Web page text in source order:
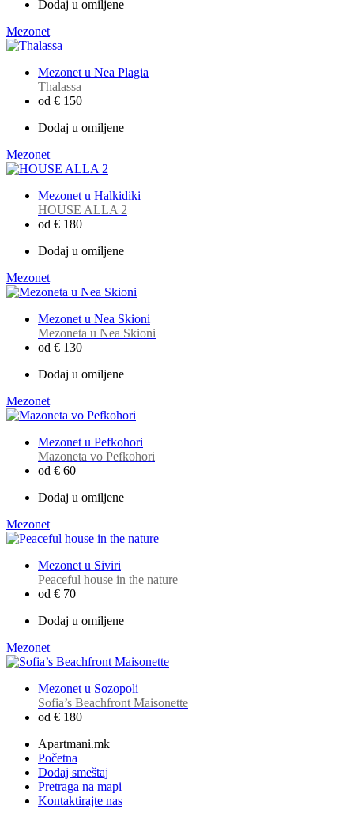
Dodaj u omiljene
Mezonet
Mezonet u Nea Plagia
Thalassa
od € 150
Dodaj u omiljene
Mezonet
Mezonet u Halkidiki
HOUSE ALLA 2
od € 180
Dodaj u omiljene
Mezonet
Mezonet u Nea Skioni
Mezoneta u Nea Skioni
od € 130
Dodaj u omiljene
Mezonet
Mezonet u Pefkohori
Mazoneta vo Pefkohori
od € 60
Dodaj u omiljene
Mezonet
Mezonet u Siviri
Peaceful house in the nature
od € 70
Dodaj u omiljene
Mezonet
Mezonet u Sozopoli
Sofia’s Beachfront Maisonette
od € 180
Apartmani.mk
Početna
Dodaj smeštaj
Pretraga na mapi
Kontaktirajte nas